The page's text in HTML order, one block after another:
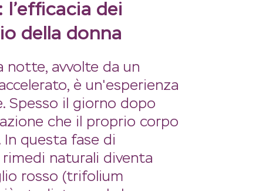
dei
della donna
notte, avvolte da un
è un'esperienza
Spesso il giorno dopo
che il proprio corpo
In questa fase di
naturali diventa
rosso (trifolium